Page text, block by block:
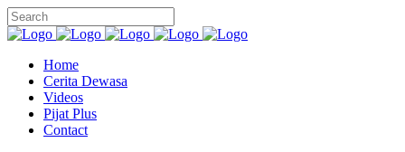
Home
Cerita Dewasa
Videos
Pijat Plus
Contact